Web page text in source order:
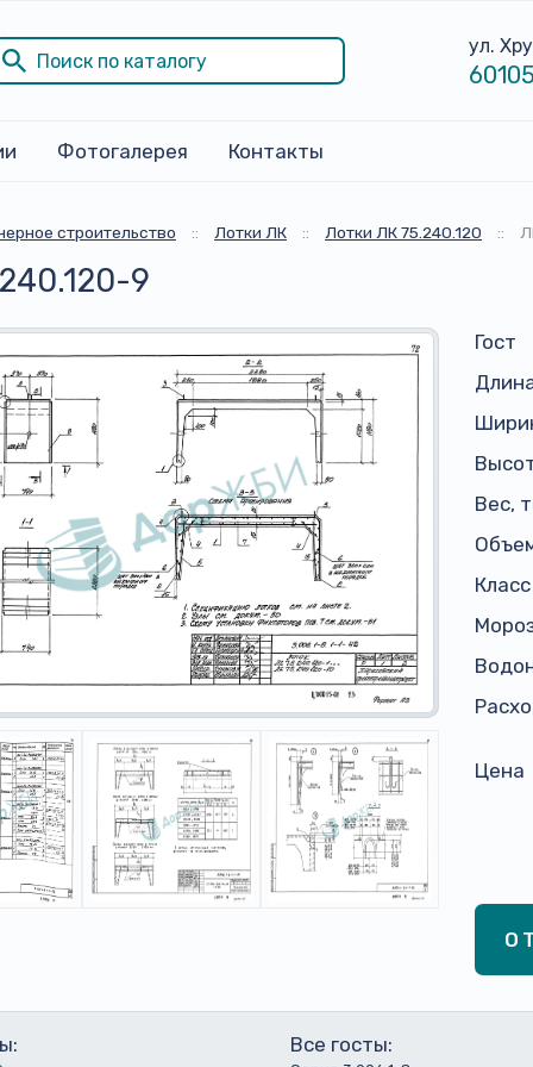
ул.
Фотогалерея Контакты
строительство :: Лотки ЛК :: Лотки ЛК 75.240.120 ::
9
Гост
Вес,
Цена
Все госты: